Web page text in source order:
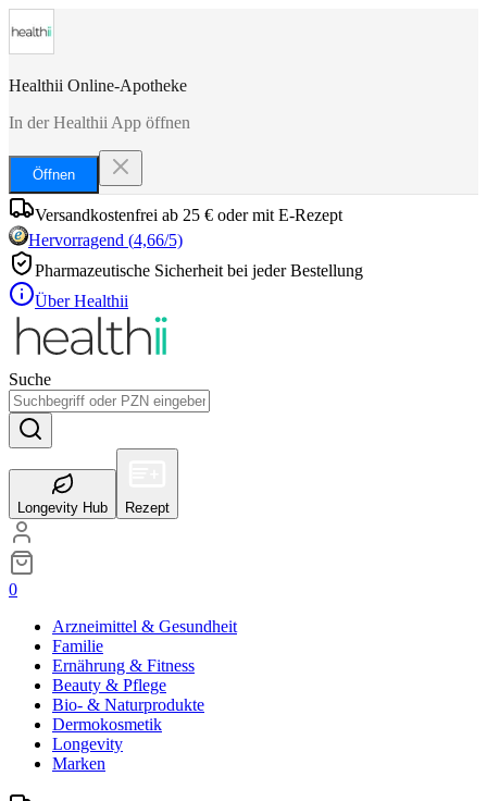
Healthii Online-Apotheke
In der Healthii App öffnen
Öffnen
Versandkostenfrei ab 25 € oder mit E-Rezept
Hervorragend (4,66/5)
Pharmazeutische Sicherheit bei jeder Bestellung
Über Healthii
Suche
Longevity Hub Rezept
0
Arzneimittel & Gesundheit
Familie
Ernährung & Fitness
Beauty & Pflege
Bio- & Naturprodukte
Dermokosmetik
Longevity
Marken